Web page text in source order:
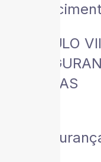
CAPÍTULO VII
DA
PRÁTICAS
Da